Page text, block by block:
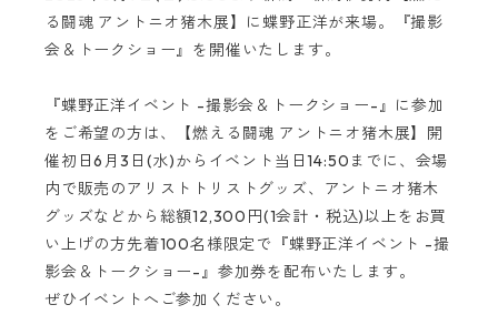
る闘魂 アントニオ猪木展】に蝶野正洋が来場。『撮影
会＆トークショー』を開催いたします。
『蝶野正洋イベント -撮影会＆トークショー-』に参加
をご希望の方は、【燃える闘魂 アントニオ猪木展】開
催初日6月3日(水)からイベント当日14:50までに、会場
内で販売のアリストトリストグッズ、アントニオ猪木
グッズなどから総額12,300円(1会計・税込)以上をお買
い上げの方先着100名様限定で『蝶野正洋イベント -撮
影会＆トークショー-』参加券を配布いたします。
ぜひイベントへご参加ください。